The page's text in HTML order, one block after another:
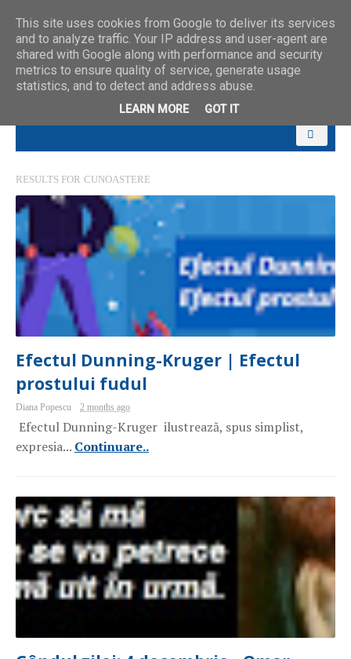
RESULTS FOR CUNOASTERE
Efectul Dunning-Kruger | Efectul
prostului fudul
Diana Popescu 2 months ago
Efectul Dunning-Kruger ilustrează, spus simplist,
expresia... Continuare..
This site uses cookies from Google to deliver its services
and to analyze traffic. Your IP address and user-agent are
shared with Google along with performance and security
metrics to ensure quality of service, generate usage
statistics, and to detect and address abuse.
LEARN MORE GOT IT